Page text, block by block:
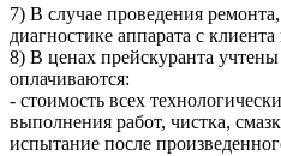
7) В случае проведения
диагностике аппарата с клиента
8) В ценах прейскуранта
оплачиваются:
- стоимость всех
выполнения работ, чистка,
испытание после